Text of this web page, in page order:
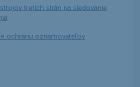
tretích strán na sledovanie
ochranu oznamovateľov